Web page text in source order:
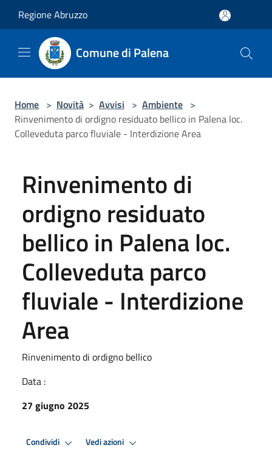
Regione Abruzzo
Comune di Palena
Home > Novità > Avvisi > Ambiente >
Rinvenimento di ordigno residuato bellico in Palena loc.
Colleveduta parco fluviale - Interdizione Area
Rinvenimento di
ordigno residuato
bellico in Palena loc.
Colleveduta parco
fluviale - Interdizione
Area
Rinvenimento di ordigno bellico
Data :
27 giugno 2025
Condividi Vedi azioni